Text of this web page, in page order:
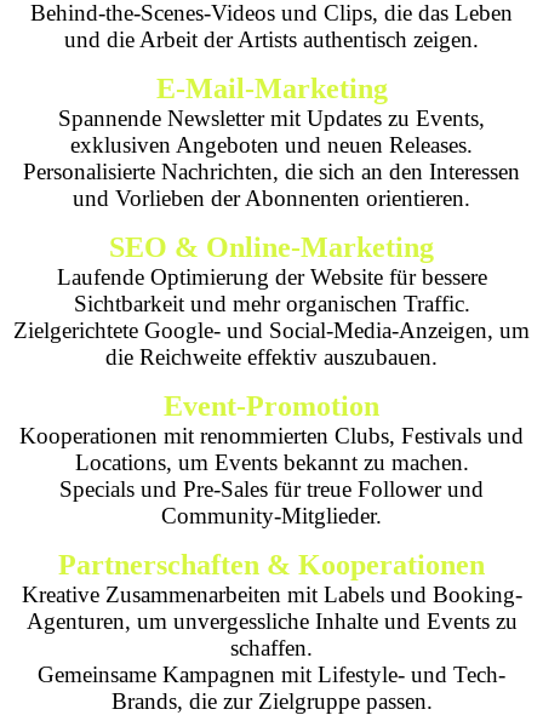
Behind-the-Scenes-Videos und Clips, die das Leben
und die Arbeit der Artists authentisch zeigen.
E-Mail-Marketing
Spannende Newsletter mit Updates zu Events,
exklusiven Angeboten und neuen Releases.
Personalisierte Nachrichten, die sich an den Interessen
und Vorlieben der Abonnenten orientieren.
SEO & Online-Marketing
Laufende Optimierung der Website für bessere
Sichtbarkeit und mehr organischen Traffic.
Zielgerichtete Google- und Social-Media-Anzeigen, um
die Reichweite effektiv auszubauen.
Event-Promotion
Kooperationen mit renommierten Clubs, Festivals und
Locations, um Events bekannt zu machen.
Specials und Pre-Sales für treue Follower und
Community-Mitglieder.
Partnerschaften & Kooperationen
Kreative Zusammenarbeiten mit Labels und Booking-
Agenturen, um unvergessliche Inhalte und Events zu
schaffen.
Gemeinsame Kampagnen mit Lifestyle- und Tech-
Brands, die zur Zielgruppe passen.